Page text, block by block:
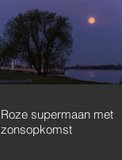
Roze supermaan met
zonsopkomst